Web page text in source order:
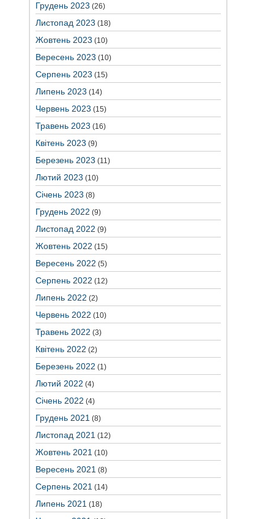
Грудень 2023 (26)
Листопад 2023 (18)
Жовтень 2023 (10)
Вересень 2023 (10)
Серпень 2023 (15)
Липень 2023 (14)
Червень 2023 (15)
Травень 2023 (16)
Квітень 2023 (9)
Березень 2023 (11)
Лютий 2023 (10)
Січень 2023 (8)
Грудень 2022 (9)
Листопад 2022 (9)
Жовтень 2022 (15)
Вересень 2022 (5)
Серпень 2022 (12)
Липень 2022 (2)
Червень 2022 (10)
Травень 2022 (3)
Квітень 2022 (2)
Березень 2022 (1)
Лютий 2022 (4)
Січень 2022 (4)
Грудень 2021(8)
Листопад 2021(12)
Жовтень 2021(10)
Вересень 2021(8)
Серпень 2021(14)
Липень 2021(18)